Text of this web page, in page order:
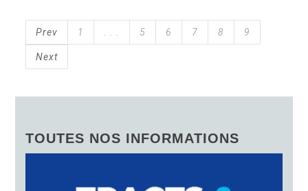
Prev 1 5 6 7 8 9
Next
TOUTES NOS INFORMATIONS